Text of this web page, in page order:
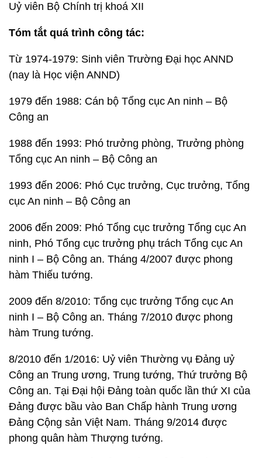
Uỷ viên Bộ Chính trị khoá XII
Tóm tắt quá trình công tác:
Từ 1974-1979: Sinh viên Trường Đại học ANND
(nay là Học viện ANND)
1979 đến 1988: Cán bộ Tổng cục An ninh – Bộ
Công an
1988 đến 1993: Phó trưởng phòng, Trưởng phòng
Tổng cục An ninh – Bộ Công an
1993 đến 2006: Phó Cục trưởng, Cục trưởng, Tổng
cục An ninh – Bộ Công an
2006 đến 2009: Phó Tổng cục trưởng Tổng cục An
ninh, Phó Tổng cục trưởng phụ trách Tổng cục An
ninh I – Bộ Công an. Tháng 4/2007 được phong
hàm Thiếu tướng.
2009 đến 8/2010: Tổng cục trưởng Tổng cục An
ninh I – Bộ Công an. Tháng 7/2010 được phong
hàm Trung tướng.
8/2010 đến 1/2016: Uỷ viên Thường vụ Đảng uỷ
Công an Trung ương, Trung tướng, Thứ trưởng Bộ
Công an. Tại Đại hội Đảng toàn quốc lần thứ XI của
Đảng được bầu vào Ban Chấp hành Trung ương
Đảng Cộng sản Việt Nam. Tháng 9/2014 được
phong quân hàm Thượng tướng.